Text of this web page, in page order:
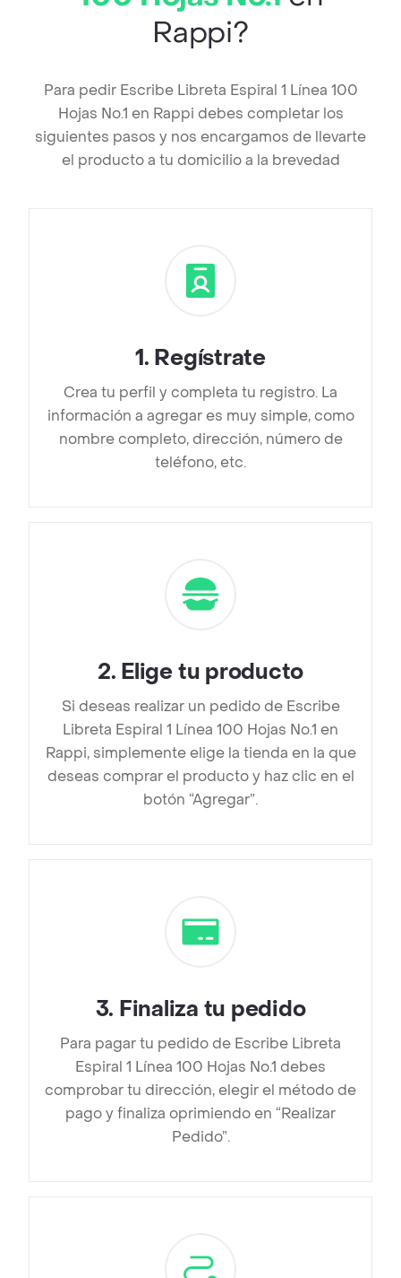
Rappi?
Para pedir Escribe Libreta Espiral 1 Línea 100
Hojas No.1 en Rappi debes completar los
siguientes pasos y nos encargamos de llevarte
el producto a tu domicilio a la brevedad
1. Regístrate
Crea tu perfil y completa tu registro. La
información a agregar es muy simple, como
nombre completo, dirección, número de
teléfono, etc.
2. Elige tu producto
Si deseas realizar un pedido de Escribe
Libreta Espiral 1 Línea 100 Hojas No.1 en
Rappi, simplemente elige la tienda en la que
deseas comprar el producto y haz clic en el
botón “Agregar”.
3. Finaliza tu pedido
Para pagar tu pedido de Escribe Libreta
Espiral 1 Línea 100 Hojas No.1 debes
comprobar tu dirección, elegir el método de
pago y finaliza oprimiendo en “Realizar
Pedido”.